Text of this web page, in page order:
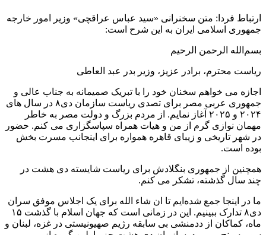
ارتباط فردا: متن سخنرانی «سید عباس عراقچی» وزیر امور خارجه
جمهوری اسلامی ایران به این شرح است:
بسم‌الله الرحمن الرحیم
ریاست محترم، برادر عزیز، وزیر بدر عبد العاطی
اجازه می خواهم سخنان خود را با تبریک صمیمانه به جناب عالی و
جمهوری عربی مصر برای تصدی ریاست سازمان دی۸ در سال های
۲۰۲۴ و ۲۰۲۵ آغاز نمایم. از مردم بزرگ و دولت مصر به خاطر
مهمان نوازی گرم از من و هیات همراه سپاسگزاری می کنم. حضور
در شهر تاریخی و زیبای قاهره همواره برای اینجانب مسرت بخش
بوده است.
همچنین از جمهوری بنگلادش برای ریاست شایسته دی هشت در
چند سال گذشته، تشکر می کنم.
ما در اینجا جمع شده‌ایم تا ان شاء الله برای یک اجلاس موفق سران
دی۸ تدارک ببینیم. این در زمانی است که جهان اسلام با گذشت ۱۵
ماه، کماکان از ددمنشی بی سابقه رژیم صهیونیستی در غزه، لبنان و